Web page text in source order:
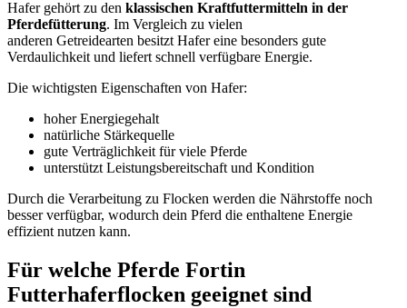
Hafer gehört zu den klassischen Kraftfuttermitteln in der
Pferdefütterung. Im Vergleich zu vielen
anderen Getreidearten besitzt Hafereine besonders gute
Verdaulichkeit und liefert schnell verfügbare Energie.
Die wichtigsten Eigenschaften von Hafer:
hoher Energiegehalt
natürliche Stärkequelle
gute Verträglichkeit für viele Pferde
unterstützt Leistungsbereitschaft und Kondition
Durch die Verarbeitung zu Flocken werden die Nährstoffe noch
besser verfügbar, wodurch dein Pferd die enthaltene Energie
effizient nutzen kann.
Für welche Pferde Fortin
Futterhaferflocken geeignet sind